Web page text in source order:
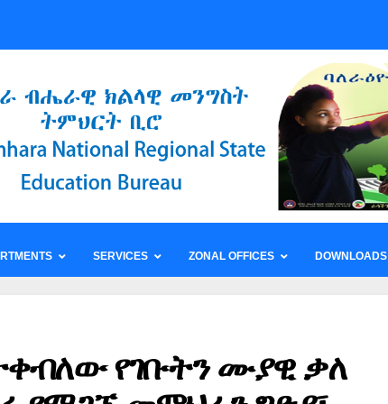
SERVICES ZONAL OFFICES DOWNLOADS
የገቡትን ሙያዊ ቃለ